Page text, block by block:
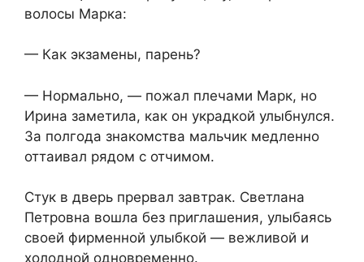
волосы Марка:
— Как экзамены, парень?
— Нормально, — пожал плечами Марк, но
Ирина заметила, как он украдкой улыбнулся.
За полгода знакомства мальчик медленно
оттаивал рядом с отчимом.
Стук в дверь прервал завтрак. Светлана
Петровна вошла без приглашения, улыбаясь
своей фирменной улыбкой — вежливой и
холодной одновременно.